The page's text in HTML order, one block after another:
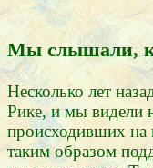
Мы слышали,
Несколько лет
Рике, и мы видели
происходивших на
таким образом